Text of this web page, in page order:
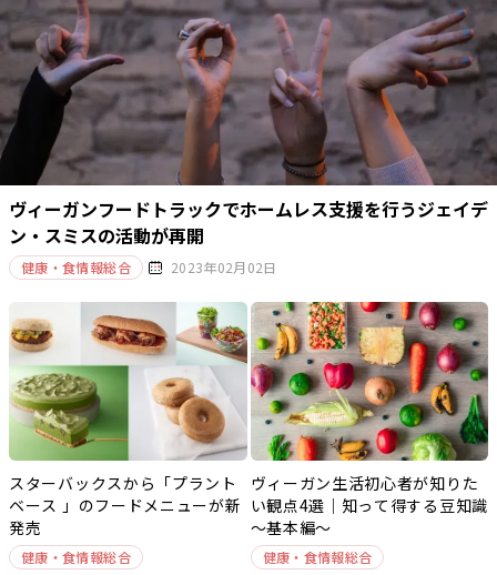
ヴィーガンフードトラックでホームレス支援を行うジェイデ
ン・スミスの活動が再開
健康・食情報総合 2023年02月02日
スターバックスから「プラント
ベース 」のフードメニューが新
発売
健康・食情報総合
ヴィーガン生活初心者が知りた
い観点4選｜知って得する豆知識
～基本編～
健康・食情報総合